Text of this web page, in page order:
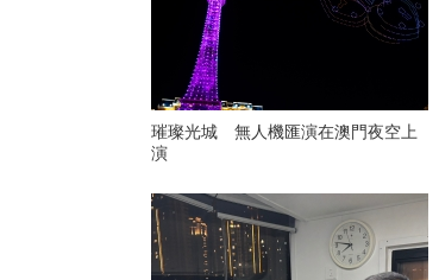
璀璨光城 無人機匯演在澳門夜空上
演